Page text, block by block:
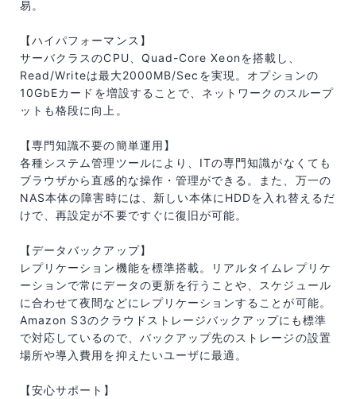
易。
【ハイパフォーマンス】
サーバクラスのCPU、Quad-Core Xeonを搭載し、
Read/Writeは最大2000MB/Secを実現。オプションの
10GbEカードを増設することで、ネットワークのスループ
ットも格段に向上。
【専門知識不要の簡単運用】
各種システム管理ツールにより、ITの専門知識がなくても
ブラウザから直感的な操作・管理ができる。また、万一の
NAS本体の障害時には、新しい本体にHDDを入れ替えるだ
けで、再設定が不要ですぐに復旧が可能。
【データバックアップ】
レプリケーション機能を標準搭載。リアルタイムレプリケ
ーションで常にデータの更新を行うことや、スケジュール
に合わせて夜間などにレプリケーションすることが可能。
Amazon S3のクラウドストレージバックアップにも標準
で対応しているので、バックアップ先のストレージの設置
場所や導入費用を抑えたいユーザに最適。
【安心サポート】